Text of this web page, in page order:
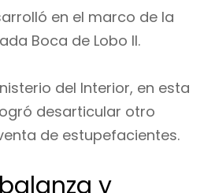
en el marco de la
Boca de Lobo II.
del Interior, en esta
desarticular otro
de estupefacientes.
y